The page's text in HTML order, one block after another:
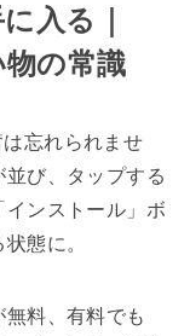
入る｜
の常識
忘れられませ
び、タップする
ンストール」ボ
態に。
料、有料でも